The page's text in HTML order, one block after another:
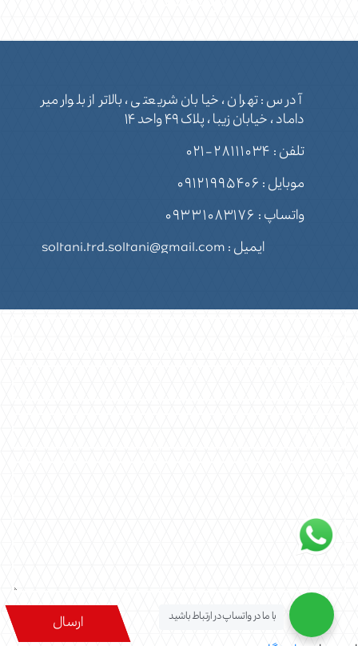
آدرس : تهران ، خیابان شریعتی ، بالاتر از بلوار میر
داماد ، خیابان زیبا ، پلاک ۴۹ واحد ۱۴
تلفن : ۲۸۱۱۱۰۳۴-۰۲۱
موبایل : ۰۹۱۲۱۹۹۵۴۰۶
واتساپ : ۰۹۳۳۱۰۸۳۱۷۶
ایمیل : soltani.trd.soltani@gmail.com
با ما در واتساپ در ارتباط باشید